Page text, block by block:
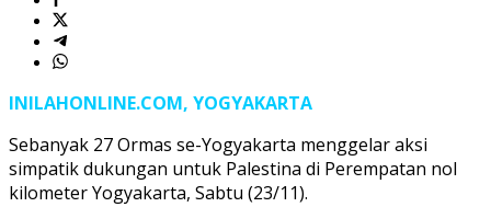
INILAHONLINE.COM, YOGYAKARTA
Sebanyak 27 Ormas se-Yogyakarta menggelar aksi
simpatik dukungan untuk Palestina di Perempatan nol
kilometer Yogyakarta, Sabtu (23/11).